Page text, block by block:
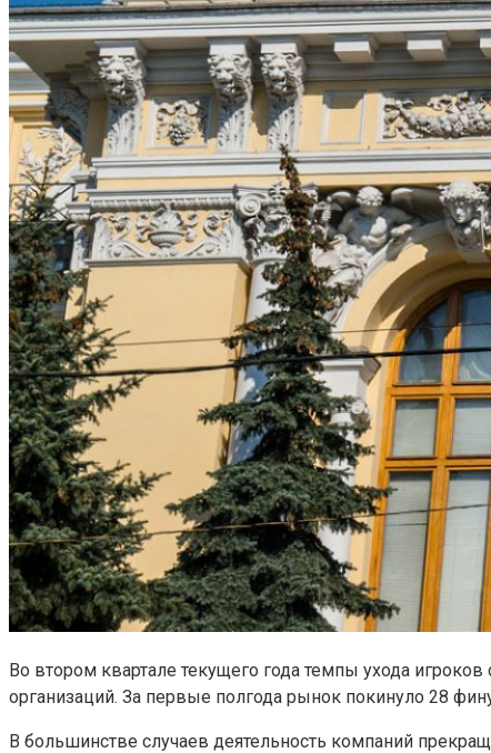
Во втором квартале текущего года темпы ухода
организаций. За первые полгода рынок покинуло 28
В большинстве случаев деятельность компаний